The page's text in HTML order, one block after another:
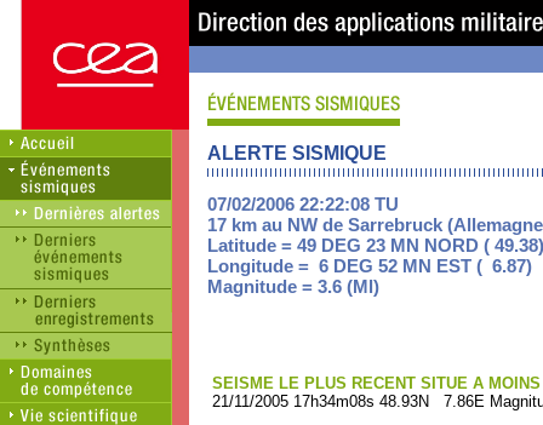
ALERTE SISMIQUE
07/02/2006 22:22:08 TU
17 km au NW de Sarrebruck
Latitude = 49 DEG 23 MN NORD ( 49.38)
Longitude = 6 DEG 52 MN EST ( 6.87)
Magnitude = 3.6 (Ml)
SEISME LE PLUS RECENT SITUE A
21/11/2005 17h34m08s 48.93N 7.86E